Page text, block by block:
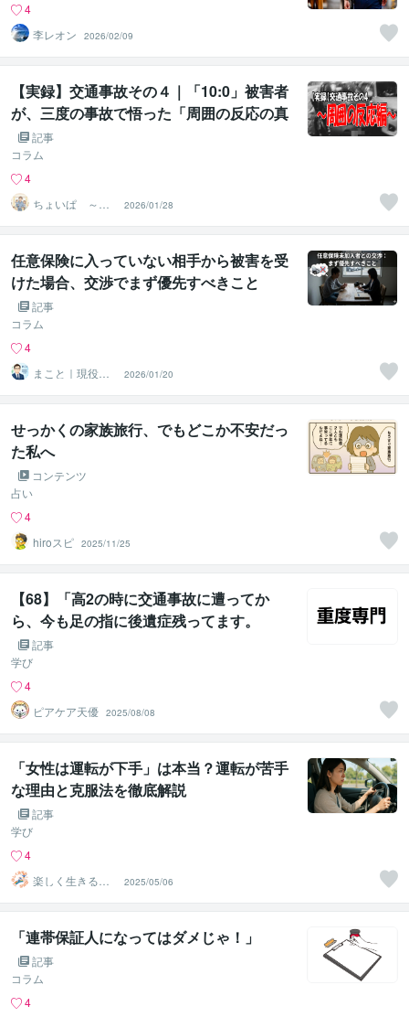
4
李レオン
2026/02/09
【実録】交通事故その４｜「10:0」被害者
が、三度の事故で悟った「周囲の反応の真
実」記事
コラム
4
ちょいぱ ～ち
ょうどいいパパ
目指し隊～
2026/01/28
任意保険に入っていない相手から被害を受
けた場合、交渉でまず優先すべきこと
記事
コラム
4
まこと｜現役損
保の事故相談士
（14年）
2026/01/20
せっかくの家族旅行、でもどこか不安だっ
た私へ
コンテンツ
占い
4
hiroスピ 2025/11/25
【68】「高2の時に交通事故に遭ってか
ら、今も足の指に後遺症残ってます。
記事
学び
4
ピアケア天優 2025/08/08
「女性は運転が下手」は本当？運転が苦手
な理由と克服法を徹底解説
記事
学び
4
楽しく生きる研
究所
2025/05/06
「連帯保証人になってはダメじゃ！」
記事
コラム
4